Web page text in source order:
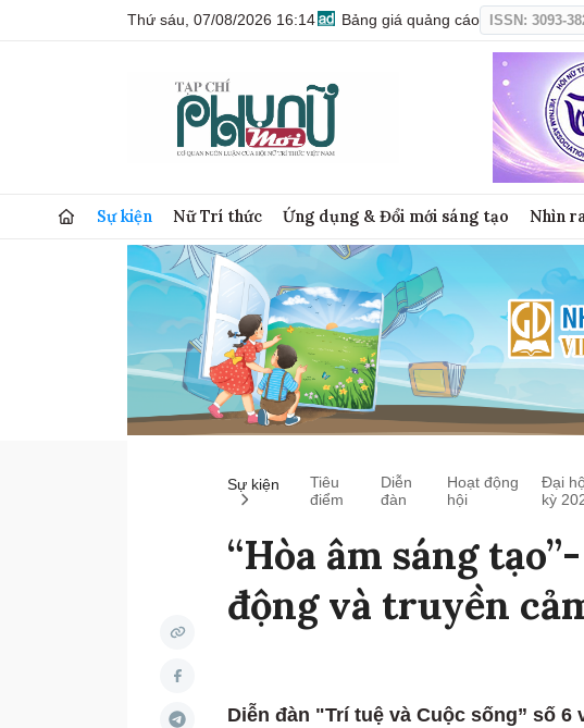
Thứ sáu, 07/08/2026 16:14 Bảng giá quảng cáo ISSN: 3093-
Sự kiện Nữ Trí thức Ứng dụng & Đổi mới sáng tạo Nhìn
Sự kiện
Tiêu
điểm
Diễn
đàn
Hoạt động
hội
Đại
kỳ
“Hòa âm sáng
động và truyền
Diễn đàn "Trí tuệ và Cuộc sống” số